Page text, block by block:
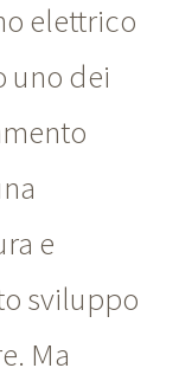
elettrico
uno dei
e
sviluppo
Ma